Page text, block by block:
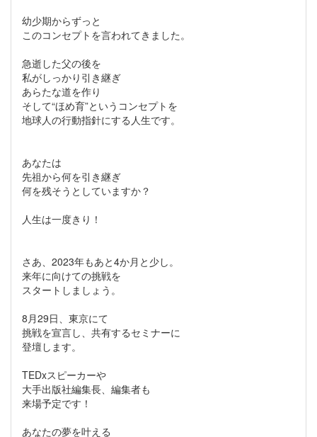
幼少期からずっと
このコンセプトを言われてきました。
急逝した父の後を
私がしっかり引き継ぎ
あらたな道を作り
そして“ほめ育”というコンセプトを
地球人の行動指針にする人生です。
あなたは
先祖から何を引き継ぎ
何を残そうとしていますか？
人生は一度きり！
さあ、2023年もあと4か月と少し。
来年に向けての挑戦を
スタートしましょう。
8月29日、東京にて
挑戦を宣言し、共有するセミナーに
登壇します。
TEDxスピーカーや
大手出版社編集長、編集者も
来場予定です！
あなたの夢を叶える